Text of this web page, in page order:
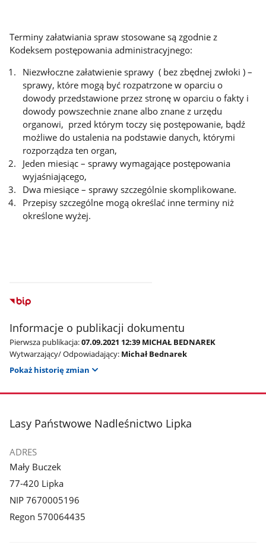
Terminy załatwiania spraw stosowane są zgodnie z
Kodeksem postępowania administracyjnego:
Niezwłoczne załatwienie sprawy ( bez zbędnej zwłoki ) –
sprawy, które mogą być rozpatrzone w oparciu o
dowody przedstawione przez stronę w oparciu o fakty i
dowody powszechnie znane albo znane z urzędu
organowi, przed którym toczy się postępowanie, bądź
możliwe do ustalenia na podstawie danych, którymi
rozporządza ten organ,
Jeden miesiąc – sprawy wymagające postępowania
wyjaśniającego,
Dwa miesiące – sprawy szczególnie skomplikowane.
Przepisy szczególne mogą określać inne terminy niż
określone wyżej.
Informacje o publikacji dokumentu
Pierwsza publikacja:07.09.2021 12:39 MICHAŁ BEDNAREK
Wytwarzający/ Odpowiadający: Michał Bednarek
Pokaż historię zmian
stopka
Lasy Państwowe Nadleśnictwo Lipka
ADRES
Mały Buczek
77-420 Lipka
NIP 7670005196
Regon 570064435